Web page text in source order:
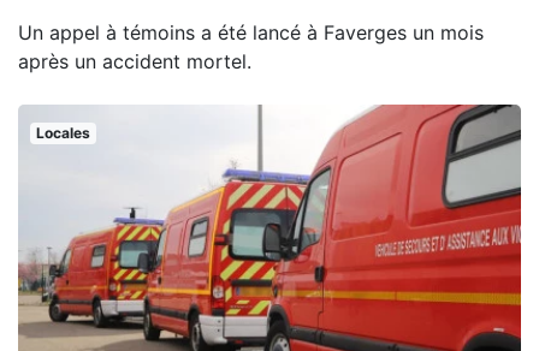
Un appel à témoins a été lancé à Faverges un mois
après un accident mortel.
Locales